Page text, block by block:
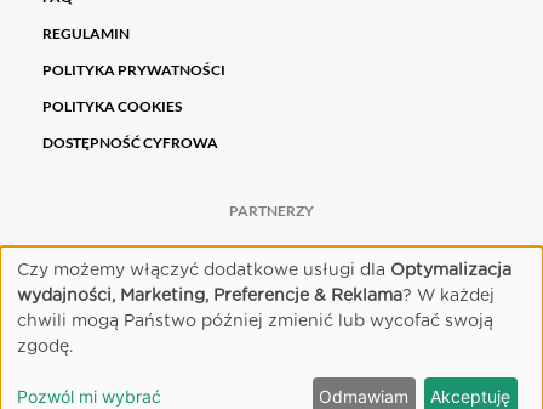
REGULAMIN
POLITYKA PRYWATNOŚCI
POLITYKA COOKIES
DOSTĘPNOŚĆ CYFROWA
PARTNERZY
Czy możemy włączyć dodatkowe usługi dla Optymalizacja
wydajności, Marketing, Preferencje & Reklama? W każdej
chwili mogą Państwo później zmienić lub wycofać swoją
zgodę.
Pozwól mi wybrać Odmawiam Akceptuję